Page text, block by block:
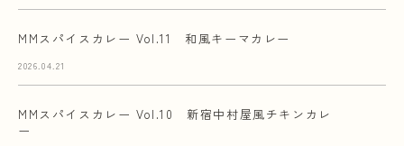
MMスパイスカレー Vol.11 和風キーマカレー
2026.04.21
MMスパイスカレー Vol.10 新宿中村屋風チキンカレ
ー